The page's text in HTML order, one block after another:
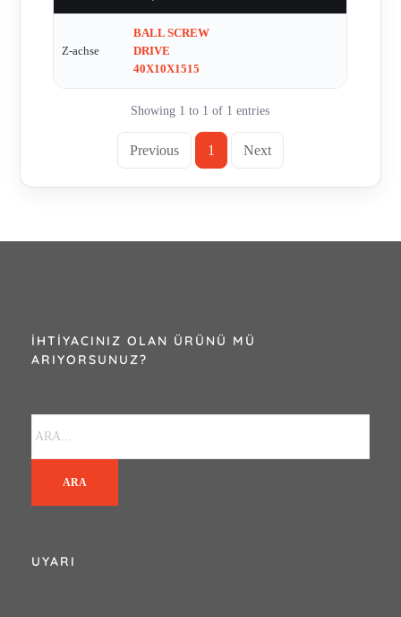
Z-achse
BALL SCREW
DRIVE
40X10X1515
Showing 1 to 1 of 1 entries
Previous 1 Next
İHTIYACINIZ OLAN ÜRÜNÜ MÜ
ARIYORSUNUZ?
ARA
UYARI